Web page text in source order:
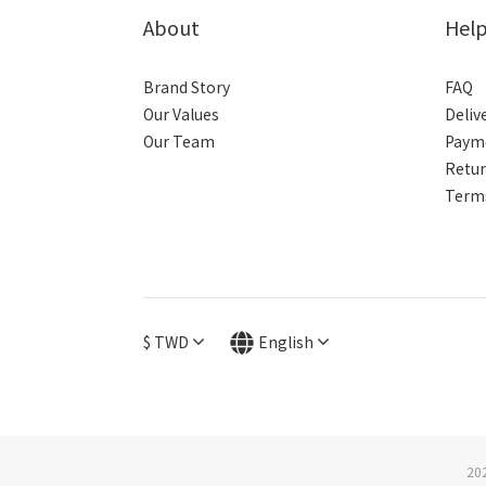
About
Brand Story
Our Values
Our Team
Help
FAQ
$ TWD English